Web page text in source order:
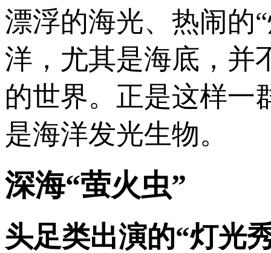
漂浮的海光、热闹
洋，尤其是海底，并
的世界。正是这样一
是海洋发光生物。
深海“萤火虫”
头足类出演的“灯光